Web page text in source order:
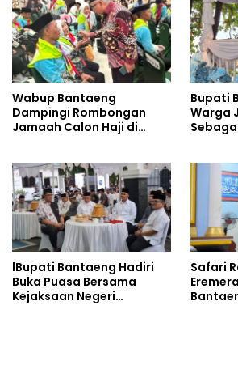
Wabup Bantaeng
Dampingi Rombongan
Jamaah Calon Haji di
Bupati
Warga
lBupati Bantaeng Hadiri
Buka Puasa Bersama
Kejaksaan Negeri
Safari